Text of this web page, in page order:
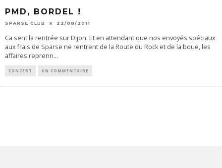
PMD, BORDEL !
SPARSE CLUB 22/08/2011
Ca sent la rentrée sur Dijon. Et en attendant que nos envoyés spéciaux
aux frais de Sparse ne rentrent de la Route du Rock et de la boue, les
affaires reprenn...
CONCERT UN COMMENTAIRE